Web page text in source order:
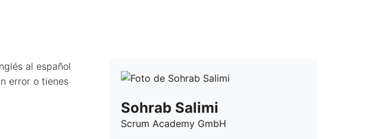
al español
error o tienes
Sohrab Salimi
Scrum Academy GmbH